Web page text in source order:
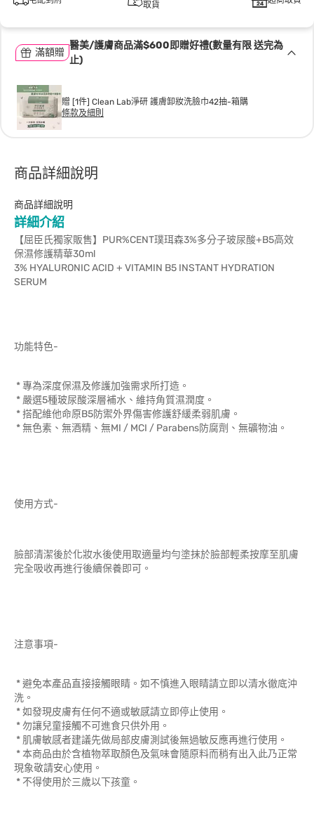
取貨
滿額贈
醫美/護膚商品滿$600即贈好禮(數量有限 送完為
止)
贈 [1件] Clean Lab淨研 護膚卸妝洗臉巾42抽-箱購
條款及細則
商品詳細說明
商品詳細說明
詳細介紹
【屈臣氏獨家販售】PUR%CENT璞珥森3%多分子玻尿酸+B5高效
保濕修護精華30ml
3% HYALURONIC ACID + VITAMIN B5 INSTANT HYDRATION
SERUM
功能特色-
* 專為深度保濕及修護加強需求所打造。
* 嚴選5種玻尿酸深層補水、維持角質濕潤度。
* 搭配維他命原B5防禦外界傷害修護舒緩柔弱肌膚。
* 無色素、無酒精、無MI / MCI / Parabens防腐劑、無礦物油。
使用方式-
臉部清潔後於化妝水後使用取適量均勻塗抹於臉部輕柔按摩至肌膚
完全吸收再進行後續保養即可。
注意事項-
* 避免本產品直接接觸眼睛。如不慎進入眼睛請立即以清水徹底沖
洗。
* 如發現皮膚有任何不適或敏感請立即停止使用。
* 勿讓兒童接觸不可進食只供外用。
* 肌膚敏感者建議先做局部皮膚測試後無過敏反應再進行使用。
* 本商品由於含植物萃取顏色及氣味會隨原料而稍有出入此乃正常
現象敬請安心使用。
* 不得使用於三歲以下孩童。